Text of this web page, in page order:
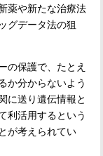
薬や新たな治療法
グデータ法の狙
の保護で、たとえ
か分からないよう
に送り遺伝情報と
利活用するという
が考えられてい